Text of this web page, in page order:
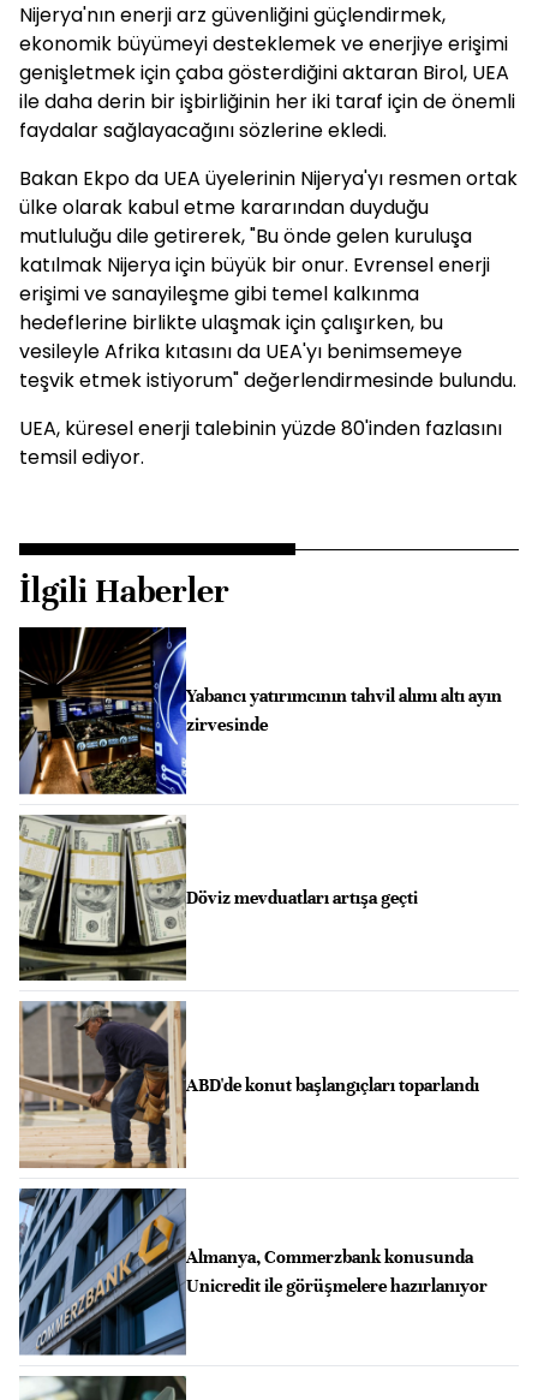
Nijerya'nın enerji arz güvenliğini güçlendirmek,
ekonomik büyümeyi desteklemek ve enerjiye erişimi
genişletmek için çaba gösterdiğini aktaran Birol, UEA
ile daha derin bir işbirliğinin her iki taraf için de önemli
faydalar sağlayacağını sözlerine ekledi.
Bakan Ekpo da UEA üyelerinin Nijerya'yı resmen ortak
ülke olarak kabul etme kararından duyduğu
mutluluğu dile getirerek, "Bu önde gelen kuruluşa
katılmak Nijerya için büyük bir onur. Evrensel enerji
erişimi ve sanayileşme gibi temel kalkınma
hedeflerine birlikte ulaşmak için çalışırken, bu
vesileyle Afrika kıtasını da UEA'yı benimsemeye
teşvik etmek istiyorum" değerlendirmesinde bulundu.
UEA, küresel enerji talebinin yüzde 80'inden fazlasını
temsil ediyor.
İlgili Haberler
Yabancı yatırımcının tahvil alımı altı ayın
zirvesinde
Döviz mevduatları artışa geçti
ABD'de konut başlangıçları toparlandı
Almanya, Commerzbank konusunda
Unicredit ile görüşmelere hazırlanıyor